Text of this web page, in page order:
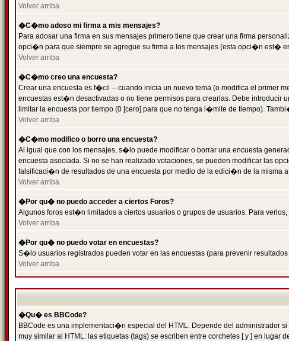
Volver arriba
�C�mo adoso mi firma a mis mensajes?
Para adosar una firma en sus mensajes primero tiene que crear una firma
opci�n para que siempre se agregue su firma a los mensajes (esta opci�n est�
Volver arriba
�C�mo creo una encuesta?
Crear una encuesta es f�cil -- cuando inicia un nuevo tema (o modifica el primer
encuestas est�n desactivadas o no tiene permisos para crearlas. Debe
limitar la encuesta por tiempo (0 [cero] para que no tenga l�mite de tiempo).
Volver arriba
�C�mo modifico o borro una encuesta?
Al igual que con los mensajes, s�lo puede modificar o borrar una encuesta
encuesta asociada. Si no se han realizado votaciones, se pueden modificar las
falsificaci�n de resultados de una encuesta por medio de la edici�n de la misma
Volver arriba
�Por qu� no puedo acceder a ciertos Foros?
Algunos foros est�n limitados a ciertos usuarios o grupos de usuarios. Para
Volver arriba
�Por qu� no puedo votar en encuestas?
S�lo usuarios registrados pueden votar en las encuestas (para prevenir
Volver arriba
�Qu� es BBCode?
BBCode es una implementaci�n especial del HTML. Depende del administrador
muy similar al HTML: las etiquetas (tags) se escriben entre corchetes [ y ] en